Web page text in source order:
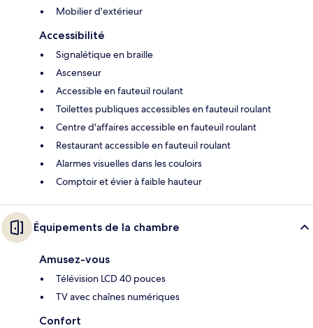
Mobilier d'extérieur
Accessibilité
Signalétique en braille
Ascenseur
Accessible en fauteuil roulant
Toilettes publiques accessibles en fauteuil roulant
Centre d'affaires accessible en fauteuil roulant
Restaurant accessible en fauteuil roulant
Alarmes visuelles dans les couloirs
Comptoir et évier à faible hauteur
Équipements de la chambre
Amusez-vous
Télévision LCD 40 pouces
TV avec chaînes numériques
Confort